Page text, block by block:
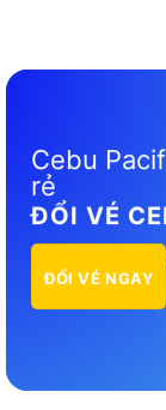
Cebu
rẻ
ĐỔI VÉ
ĐỔI VÉ NGAY